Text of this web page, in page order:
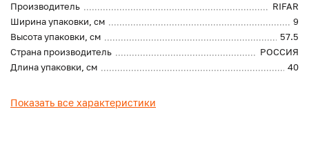
Производитель
RIFAR
Ширина упаковки, см
9
Высота упаковки, см
57.5
Страна производитель
РОССИЯ
Длина упаковки, см
40
Показать все характеристики